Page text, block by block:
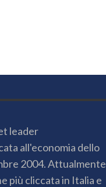
leader
all'economia dello
2004. Attualmente
più cliccata in Italia e